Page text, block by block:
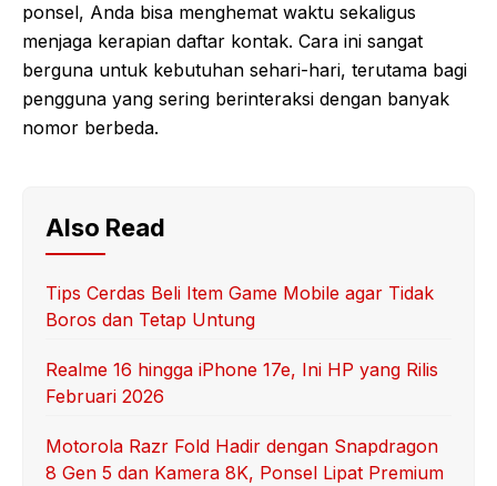
ponsel, Anda bisa menghemat waktu sekaligus
menjaga kerapian daftar kontak. Cara ini sangat
berguna untuk kebutuhan sehari-hari, terutama bagi
pengguna yang sering berinteraksi dengan banyak
nomor berbeda.
Also Read
Tips Cerdas Beli Item Game Mobile agar Tidak
Boros dan Tetap Untung
Realme 16 hingga iPhone 17e, Ini HP yang Rilis
Februari 2026
Motorola Razr Fold Hadir dengan Snapdragon
8 Gen 5 dan Kamera 8K, Ponsel Lipat Premium